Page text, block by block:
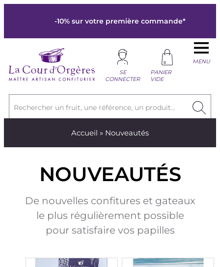
-10% sur votre première commande*
Rechercher un fruit, une référence, un produit...
SE
CONNECTER
PANIER
VIDE
MENU
Accueil » Nouveautés
NOUVEAUTÉS
De nouvelles confitures et gateaux
le plus régulièrement possible
pour satisfaire vos papilles